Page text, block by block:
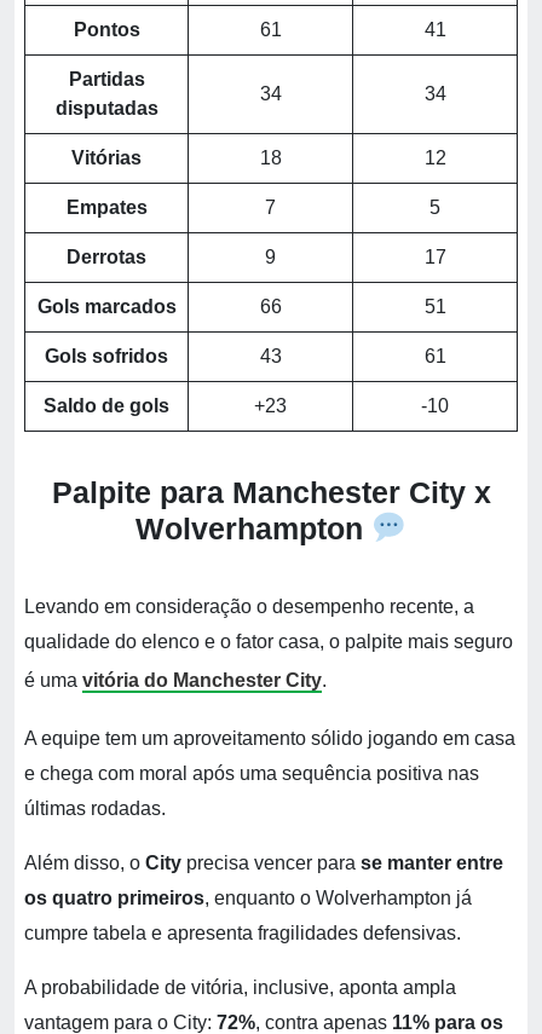
Pontos 61 41
Partidas
disputadas
34 34
Vitórias 18 12
Empates 7 5
Derrotas 9 17
Gols marcados 66 51
Gols sofridos 43 61
Saldo de gols +23 -10
Palpite para Manchester City x
Wolverhampton
Levando em consideração o desempenho recente, a
qualidade do elenco e o fator casa, o palpite mais seguro
é uma vitória do Manchester City.
A equipe tem um aproveitamento sólido jogando em casa
e chega com moral após uma sequência positiva nas
últimas rodadas.
Além disso, o City precisa vencer para se manter entre
os quatro primeiros, enquanto o Wolverhampton já
cumpre tabela e apresenta fragilidades defensivas.
A probabilidade de vitória, inclusive, aponta ampla
vantagem para o City: 72%, contra apenas 11% para os